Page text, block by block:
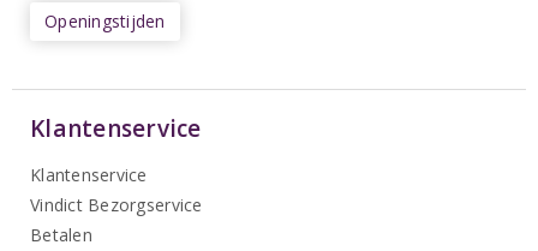
Openingstijden
Klantenservice
Klantenservice
Vindict Bezorgservice
Betalen